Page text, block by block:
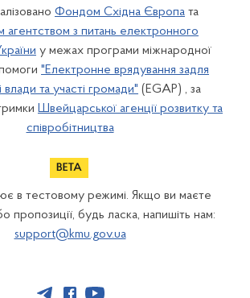
Фондом Східна Європа та
з питань електронного
у межах програми міжнародної
"Електронне врядування задля
влади та участі громади" (EGAP) , за
Швейцарської агенції розвитку та
співробітництва
в тестовому режимі. Якщо ви маєте
пропозиції, будь ласка, напишіть нам:
support@kmu.gov.ua